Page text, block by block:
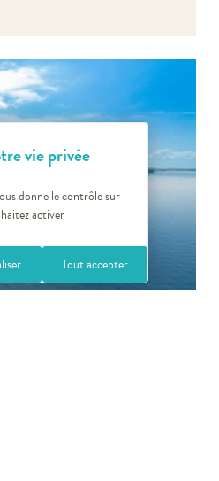
donne le contrôle sur
activer
Tout accepter